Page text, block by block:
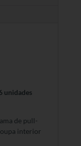
unidades
de pull-
interior